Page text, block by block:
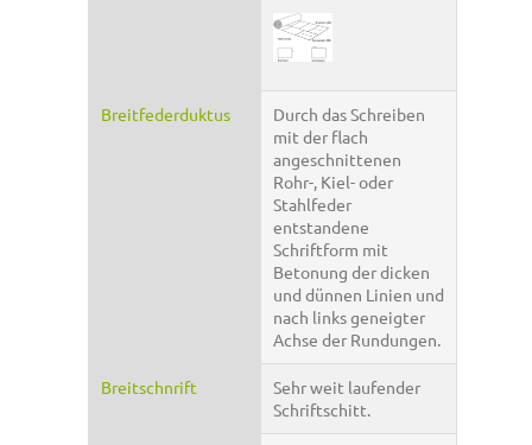
Breitfederduktus
Durch das Schreiben
mit der flach
angeschnittenen
Rohr-, Kiel- oder
Stahlfeder
entstandene
Schriftform mit
Betonung der dicken
und dünnen Linien und
nach links geneigter
Achse der Rundungen.
Breitschnrift
Sehr weit laufender
Schriftschitt.